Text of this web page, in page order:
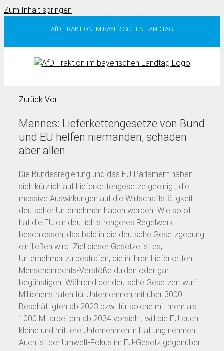
Zum Inhalt springen
AfD-FRAKTION IM BAYERISCHEN LANDTAG
Zurück Vor
Mannes: Lieferkettengesetze von Bund
und EU helfen niemanden, schaden
aber allen
Die Bundesregierung und das EU-Parlament haben
sich kürzlich auf Lieferkettengesetze geeinigt, die
massive Auswirkungen auf die Wirtschaftstätigkeit
deutscher Unternehmen haben werden. Wie so oft
hat die EU ein deutlich strengeres Regelwerk
beschlossen, das bald in die deutsche Gesetzgebung
einfließen wird. Ziel dieser Gesetze ist es,
Unternehmer zu bestrafen, die in ihren Lieferketten
Menschenrechts-Verstöße dulden oder gar
begünstigen. Während der deutsche Gesetzentwurf
Millionenstrafen für Unternehmen mit über 3000
Beschäftigten ab 2023 bzw. für solche mit mehr als
1000 Mitarbeitern ab 2034 vorsieht, will die EU auch
kleine und mittlere Unternehmen in Haftung nehmen.
Auch ist der Umwelt-Fokus im EU-Gesetz gegenüber